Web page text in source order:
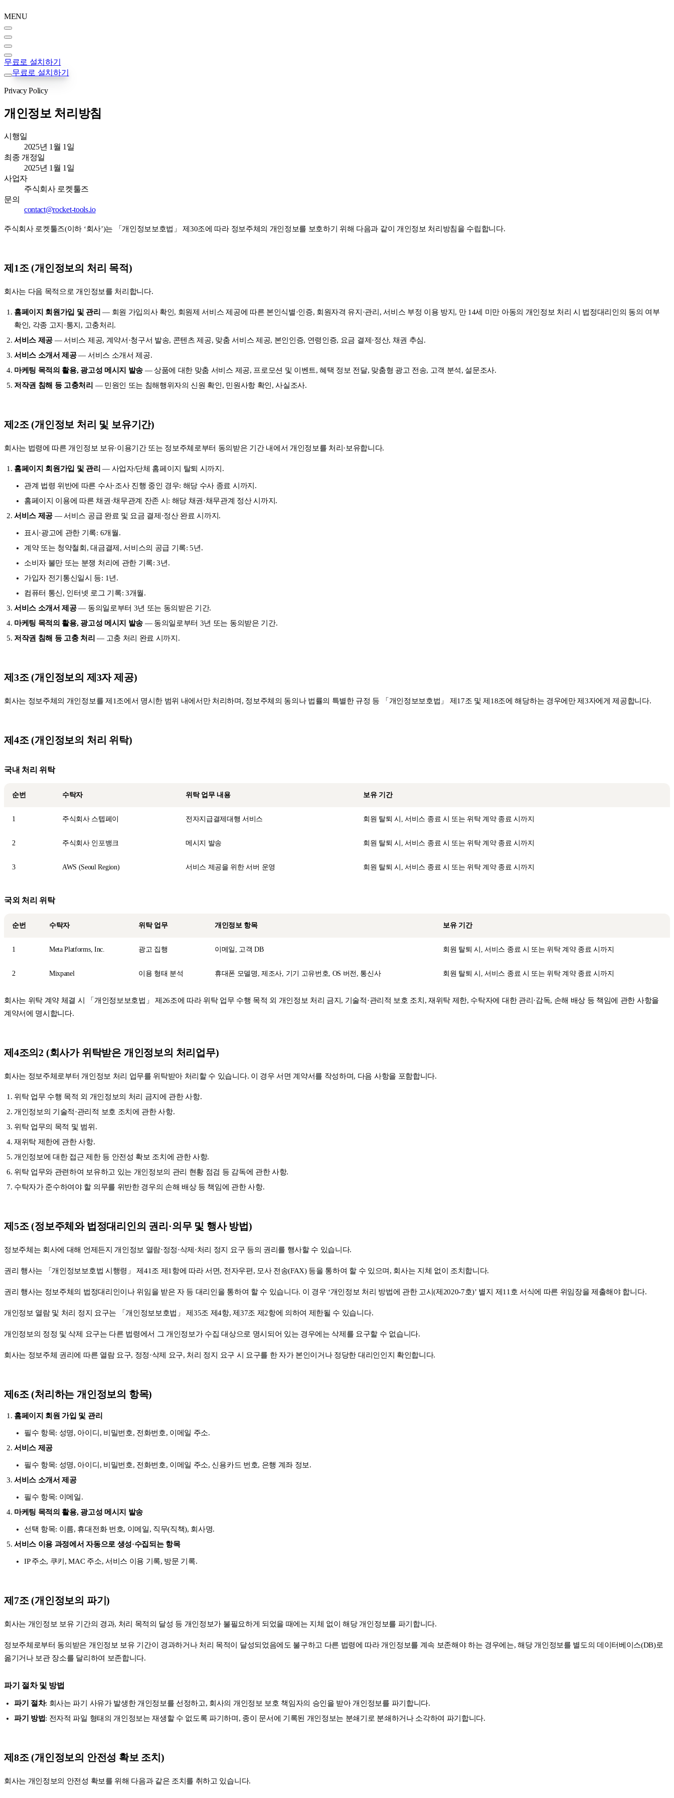
MENU
무료로 설치하기
무료로 설치하기
Privacy Policy
개인정보 처리방침
시행일
2025년 1월 1일
최종 개정일
2025년 1월 1일
사업자
주식회사 로켓툴즈
문의
contact@rocket-tools.io
주식회사 로켓툴즈(이하 ‘회사’)는 「개인정보보호법」 제30조에 따라 정보주체의 개인정보를 보호하기 위해 다음과 같이 개인정보 처리방침을 수립합니다.
제1조 (개인정보의 처리 목적)
회사는 다음 목적으로 개인정보를 처리합니다.
홈페이지 회원가입 및 관리 — 회원 가입의사 확인, 회원제 서비스 제공에 따른 본인식별·인증, 회원자격 유지·관리, 서비스 부정 이용 방지, 만 14세 미만 아동의 개인정보 처리 시 법정대리인의 동의 여부
확인, 각종 고지·통지, 고충처리.
서비스 제공 — 서비스 제공, 계약서·청구서 발송, 콘텐츠 제공, 맞춤 서비스 제공, 본인인증, 연령인증, 요금 결제·정산, 채권 추심.
서비스 소개서 제공— 서비스 소개서 제공.
마케팅 목적의 활용, 광고성 메시지 발송— 상품에 대한 맞춤 서비스 제공, 프로모션 및 이벤트, 혜택 정보 전달, 맞춤형 광고 전송, 고객 분석, 설문조사.
저작권 침해 등 고충처리 — 민원인 또는 침해행위자의 신원 확인, 민원사항 확인, 사실조사.
제2조 (개인정보 처리 및 보유기간)
회사는 법령에 따른 개인정보 보유·이용기간 또는 정보주체로부터 동의받은 기간 내에서 개인정보를 처리·보유합니다.
홈페이지 회원가입 및 관리 — 사업자/단체 홈페이지 탈퇴 시까지.
관계 법령 위반에 따른 수사·조사 진행 중인 경우: 해당 수사 종료 시까지.
홈페이지 이용에 따른 채권·채무관계 잔존 시: 해당 채권·채무관계 정산 시까지.
서비스 제공 — 서비스 공급 완료 및 요금 결제·정산 완료 시까지.
표시·광고에 관한 기록: 6개월.
계약 또는 청약철회, 대금결제, 서비스의 공급 기록: 5년.
소비자 불만 또는 분쟁 처리에 관한 기록: 3년.
가입자 전기통신일시 등: 1년.
컴퓨터 통신, 인터넷 로그 기록: 3개월.
서비스 소개서 제공— 동의일로부터 3년 또는 동의받은 기간.
마케팅 목적의 활용, 광고성 메시지 발송— 동의일로부터 3년 또는 동의받은 기간.
저작권 침해 등 고충 처리 — 고충 처리 완료 시까지.
제3조 (개인정보의 제3자 제공)
회사는 정보주체의 개인정보를 제1조에서 명시한 범위 내에서만 처리하며, 정보주체의 동의나 법률의 특별한 규정 등 「개인정보보호법」 제17조 및 제18조에 해당하는 경우에만 제3자에게 제공합니다.
제4조 (개인정보의 처리 위탁)
국내 처리 위탁
순번 수탁자 위탁 업무 내용 보유 기간
1 주식회사 스텝페이 전자지급결제대행 서비스 회원 탈퇴 시, 서비스 종료 시 또는 위탁 계약 종료 시까지
2 주식회사 인포뱅크 메시지 발송 회원 탈퇴 시, 서비스 종료 시 또는 위탁 계약 종료 시까지
3 AWS (Seoul Region) 서비스 제공을 위한 서버 운영 회원 탈퇴 시, 서비스 종료 시 또는 위탁 계약 종료 시까지
국외 처리 위탁
순번 수탁자 위탁 업무 개인정보 항목 보유 기간
1 Meta Platforms, Inc. 광고 집행 이메일, 고객 DB 회원 탈퇴 시, 서비스 종료 시 또는 위탁 계약 종료 시까지
2 Mixpanel 이용 형태 분석 휴대폰 모델명, 제조사, 기기 고유번호, OS 버전, 통신사 회원 탈퇴 시, 서비스 종료 시 또는 위탁 계약 종료 시까지
회사는 위탁 계약 체결 시 「개인정보보호법」 제26조에 따라 위탁 업무 수행 목적 외 개인정보 처리 금지, 기술적·관리적 보호 조치, 재위탁 제한, 수탁자에 대한 관리·감독, 손해 배상 등 책임에 관한 사항을
계약서에 명시합니다.
제4조의2 (회사가 위탁받은 개인정보의 처리업무)
회사는 정보주체로부터 개인정보 처리 업무를 위탁받아 처리할 수 있습니다. 이 경우 서면 계약서를 작성하며, 다음 사항을 포함합니다.
위탁 업무 수행 목적 외 개인정보의 처리 금지에 관한 사항.
개인정보의 기술적·관리적 보호 조치에 관한 사항.
위탁 업무의 목적 및 범위.
재위탁 제한에 관한 사항.
개인정보에 대한 접근 제한 등 안전성 확보 조치에 관한 사항.
위탁 업무와 관련하여 보유하고 있는 개인정보의 관리 현황 점검 등 감독에 관한 사항.
수탁자가 준수하여야 할 의무를 위반한 경우의 손해 배상 등 책임에 관한 사항.
제5조 (정보주체와 법정대리인의 권리·의무 및 행사 방법)
정보주체는 회사에 대해 언제든지 개인정보 열람·정정·삭제·처리 정지 요구 등의 권리를 행사할 수 있습니다.
권리 행사는 「개인정보보호법 시행령」 제41조 제1항에 따라 서면, 전자우편, 모사 전송(FAX) 등을 통하여 할 수 있으며, 회사는 지체 없이 조치합니다.
권리 행사는 정보주체의 법정대리인이나 위임을 받은 자 등 대리인을 통하여 할 수 있습니다. 이 경우 ‘개인정보 처리 방법에 관한 고시(제2020-7호)’ 별지 제11호 서식에 따른 위임장을 제출해야 합니다.
개인정보 열람 및 처리 정지 요구는 「개인정보보호법」 제35조 제4항, 제37조 제2항에 의하여 제한될 수 있습니다.
개인정보의 정정 및 삭제 요구는 다른 법령에서 그 개인정보가 수집 대상으로 명시되어 있는 경우에는 삭제를 요구할 수 없습니다.
회사는 정보주체 권리에 따른 열람 요구, 정정·삭제 요구, 처리 정지 요구 시 요구를 한 자가 본인이거나 정당한 대리인인지 확인합니다.
제6조 (처리하는 개인정보의 항목)
홈페이지 회원 가입 및 관리
필수 항목: 성명, 아이디, 비밀번호, 전화번호, 이메일 주소.
서비스 제공
필수 항목: 성명, 아이디, 비밀번호, 전화번호, 이메일 주소, 신용카드 번호, 은행 계좌 정보.
서비스 소개서 제공
필수 항목: 이메일.
마케팅 목적의 활용, 광고성 메시지 발송
선택 항목: 이름, 휴대전화 번호, 이메일, 직무(직책), 회사명.
서비스 이용 과정에서 자동으로 생성·수집되는 항목
IP 주소, 쿠키, MAC 주소, 서비스 이용 기록, 방문 기록.
제7조 (개인정보의 파기)
회사는 개인정보 보유 기간의 경과, 처리 목적의 달성 등 개인정보가 불필요하게 되었을 때에는 지체 없이 해당 개인정보를 파기합니다.
정보주체로부터 동의받은 개인정보 보유 기간이 경과하거나 처리 목적이 달성되었음에도 불구하고 다른 법령에 따라 개인정보를 계속 보존해야 하는 경우에는, 해당 개인정보를 별도의 데이터베이스(DB)로
옮기거나 보관 장소를 달리하여 보존합니다.
파기 절차 및 방법
파기 절차: 회사는 파기 사유가 발생한 개인정보를 선정하고, 회사의 개인정보 보호 책임자의 승인을 받아 개인정보를 파기합니다.
파기 방법: 전자적 파일 형태의 개인정보는 재생할 수 없도록 파기하며, 종이 문서에 기록된 개인정보는 분쇄기로 분쇄하거나 소각하여 파기합니다.
제8조 (개인정보의 안전성 확보 조치)
회사는 개인정보의 안전성 확보를 위해 다음과 같은 조치를 취하고 있습니다.